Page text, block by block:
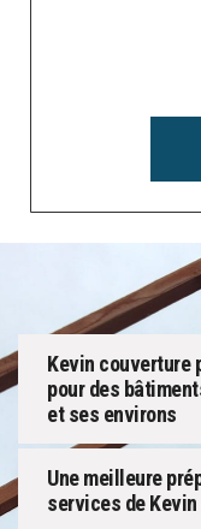
Kevin couverture
pour des
et ses environs
Une meilleure
services de